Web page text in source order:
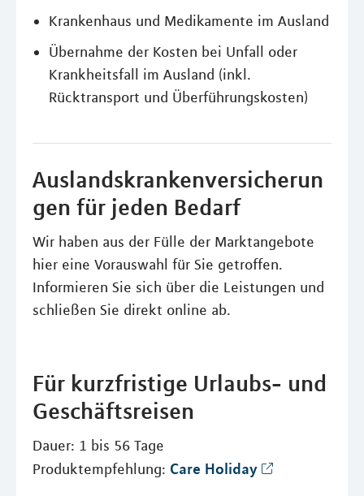
Krankenhaus und Medikamente im Ausland
Übernahme der Kosten bei Unfall oder
Krankheitsfall im Ausland (inkl.
Rücktransport und Überführungskosten)
Auslandskrankenversicherun
gen für jeden Bedarf
Wir haben aus der Fülle der Marktangebote
hier eine Vorauswahl für Sie getroffen.
Informieren Sie sich über die Leistungen und
schließen Sie direkt online ab.
Für kurzfristige Urlaubs- und
Geschäftsreisen
Dauer: 1 bis 56 Tage
Produktempfehlung: Care Holiday